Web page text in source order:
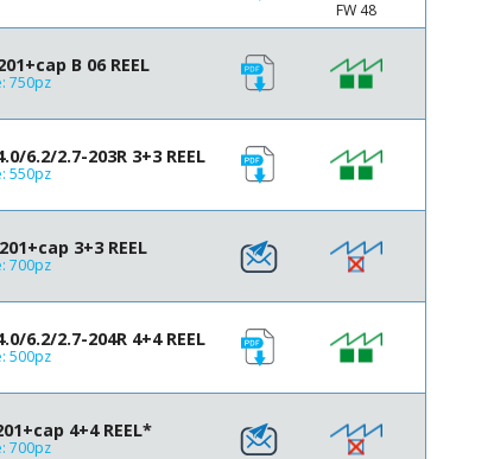
FW 48
B 06 REEL
750pz
6.2/2.7-203R 3+3 REEL
550pz
3+3 REEL
700pz
6.2/2.7-204R 4+4 REEL
500pz
4+4 REEL*
700pz